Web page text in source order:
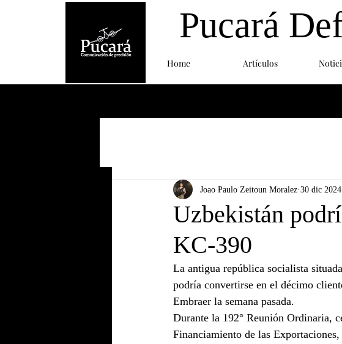
Home Artículos
Pucará
Uzbekistán
KC-390
Joao Paulo Zeitoun Moralez 30 dic 2024
La antigua república socialista
podría convertirse en el décimo
Embraer la semana pasada.
Durante la 192° Reunión Ordinaria,
Financiamiento de las